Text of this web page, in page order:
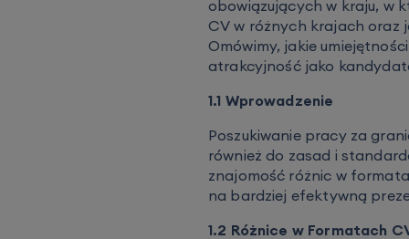
obowiązujących w kraju, w
CV w różnych krajach oraz
Omówimy, jakie
atrakcyjność jako
1.1 Wprowadzenie
Poszukiwanie pracy za
również do zasad i
znajomość różnic w
na bardziej efektywną
1.2 Różnice w Formatach